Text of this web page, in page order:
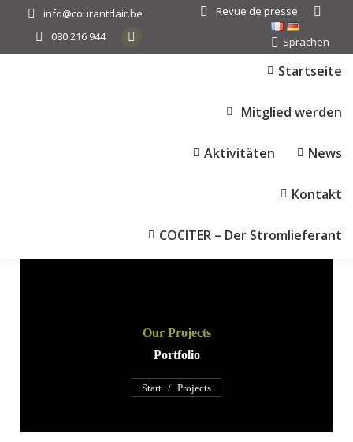
info@courantdair.be
080 216 944
Revue de presse Search:
Sprachen
Startseite
Mitglied werden
Aktivitäten News
Kontakt
COCITER – Der Stromlieferant
Our Projects
Portfolio
Sie befinden sich hier:
Start Projects